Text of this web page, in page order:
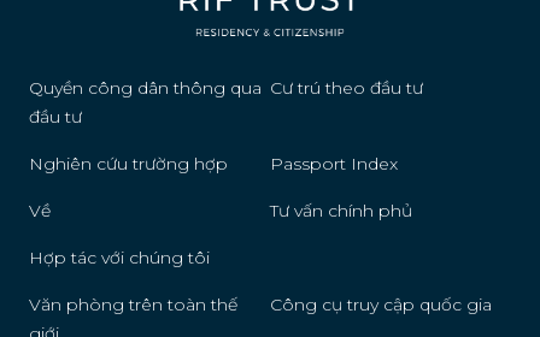
Quyền công dân thông qua
đầu tư
Cư trú theo đầu tư
Nghiên cứu trường hợp Passport Index
Về Tư vấn chính phủ
Hợp tác với chúng tôi
Văn phòng trên toàn thế
Công cụ truy cập quốc gia